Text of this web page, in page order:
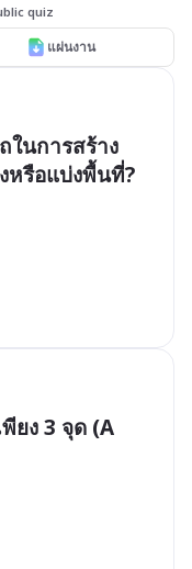
quiz
แผ่นงาน
นการสร้าง
หรือแบ่งพื้นที่?
ยง 3 จุด (A